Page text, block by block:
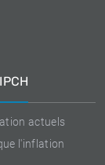
actuels
l'inflation